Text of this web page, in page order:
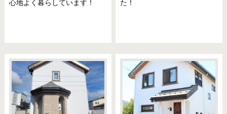
心地よく暮らしています！
た！